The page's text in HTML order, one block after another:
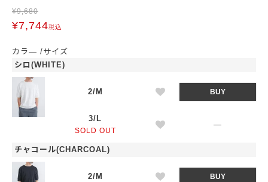
¥9,680
¥7,744税込
カラ―
サイズ
シロ(WHITE)
2/M BUY
3/L
SOLD OUT
—
チャコール(CHARCOAL)
2/M BUY